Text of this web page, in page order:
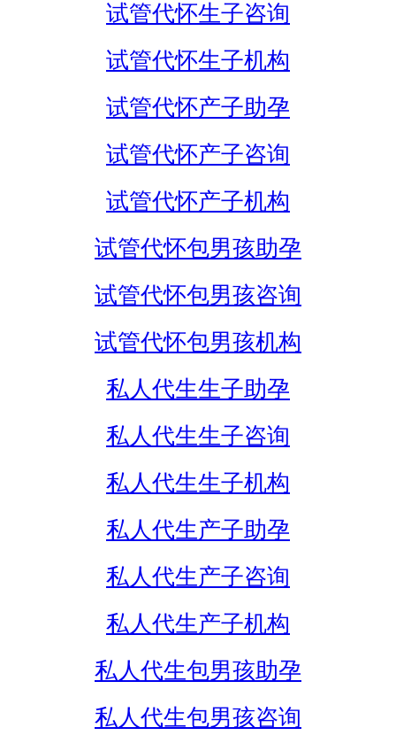
试管代怀生子咨询
试管代怀生子机构
试管代怀产子助孕
试管代怀产子咨询
试管代怀产子机构
试管代怀包男孩助孕
试管代怀包男孩咨询
试管代怀包男孩机构
私人代生生子助孕
私人代生生子咨询
私人代生生子机构
私人代生产子助孕
私人代生产子咨询
私人代生产子机构
私人代生包男孩助孕
私人代生包男孩咨询